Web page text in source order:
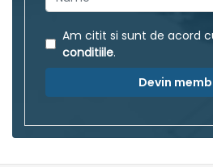
Am citit si sunt de acord
conditiile.
Devin